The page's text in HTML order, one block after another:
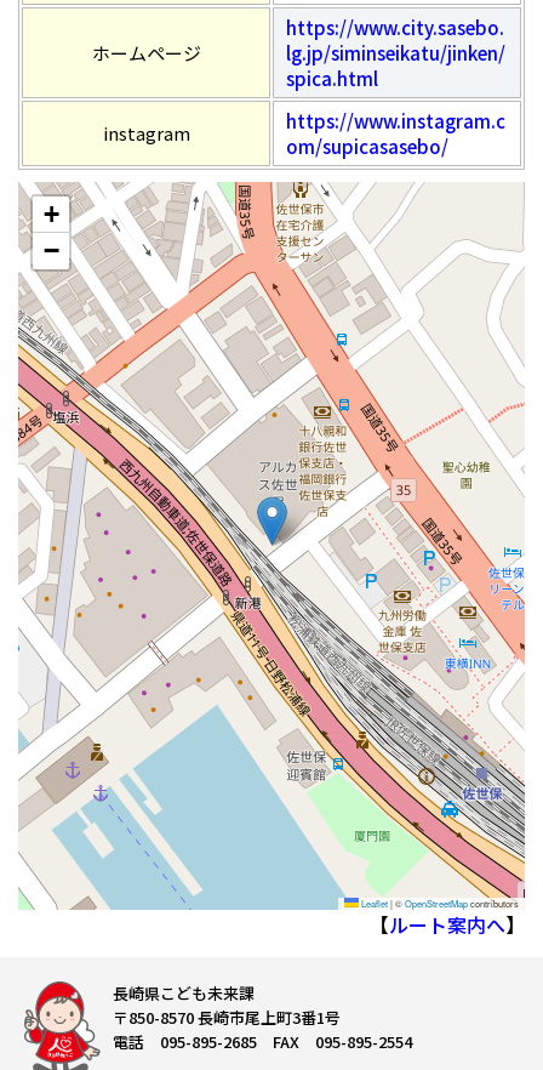
ホームページ
https://www.city.sasebo.
lg.jp/siminseikatu/jinken/
spica.html
instagram
https://www.instagram.c
om/supicasasebo/
+
−
Leaflet|©OpenStreetMapcontributors
【ルート案内へ】
長崎県こども未来課
〒850-8570 長崎市尾上町3番1号
電話 095-895-2685 FAX 095-895-2554